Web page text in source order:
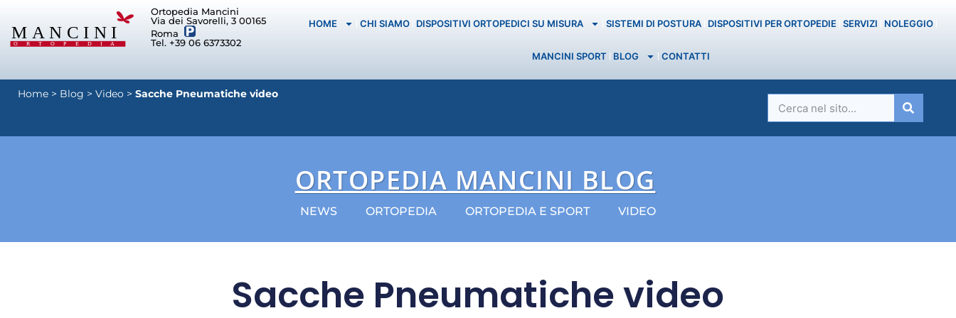
Ortopedia Mancini
Via dei Savorelli, 3 00165
Roma
Tel. +39 06 6373302
HOME CHI SIAMO DISPOSITIVI ORTOPEDICI SU MISURA SISTEMI DI POSTURA DISPOSITIVI PER ORTOPEDIE SERVIZI NOLEGGIO
MANCINI SPORT BLOG CONTATTI
Home > Blog > Video > Sacche Pneumatiche video
ORTOPEDIA MANCINI BLOG
NEWS ORTOPEDIA ORTOPEDIA E SPORT VIDEO
Sacche Pneumatiche video